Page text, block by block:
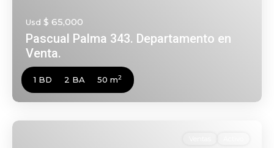
Usd $ 65,000
Pascual Palma 343. Departamento en
Venta.
1 BD 2 BA 50 m2